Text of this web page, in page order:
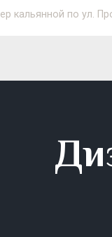
кальянной по ул.